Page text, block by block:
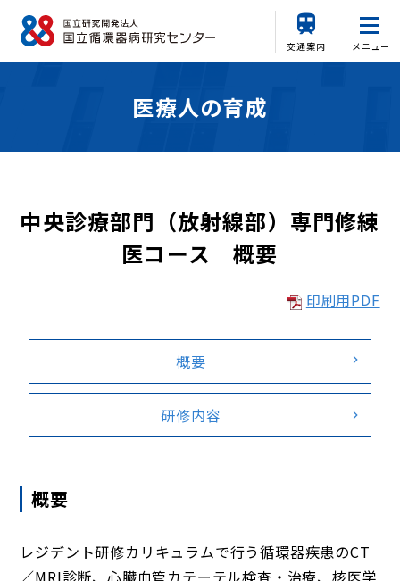
交通案内 メニュー
医療人の育成
中央診療部門（放射線部）専門修練
医コース 概要
印刷用PDF
概要
研修内容
概要
レジデント研修カリキュラムで行う循環器疾患のCT
／MRI診断、心臓血管カテーテル検査・治療、核医学